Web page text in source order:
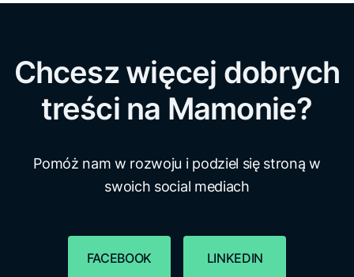
Chcesz więcej dobrych
treści na Mamonie?
Pomóż nam w rozwoju i podziel się stroną w
swoich social mediach
FACEBOOK LINKEDIN